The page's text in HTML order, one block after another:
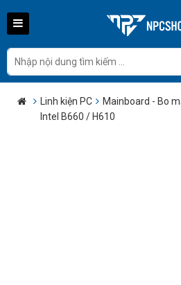
Linh kiện PC
Mainboard - Bo
Intel B660 / H610